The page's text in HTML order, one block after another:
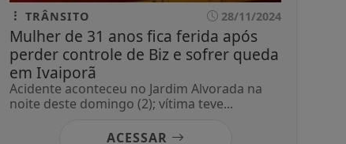
TRÂNSITO 28/11/2024
Mulher de 31 anos fica ferida após
perder controle de Biz e sofrer queda
em Ivaiporã
Acidente aconteceu no Jardim Alvorada na
noite deste domingo (2); vítima teve...
ACESSAR